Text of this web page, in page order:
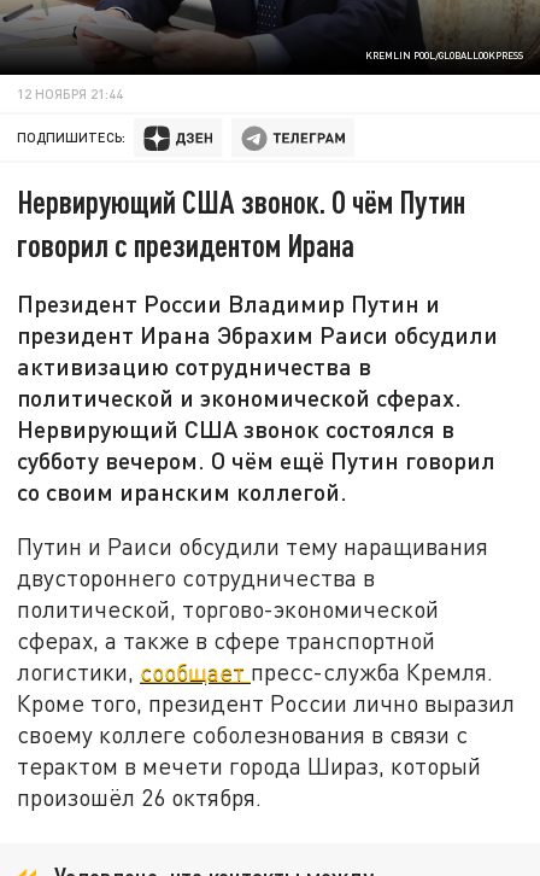
KREMLIN POOL/GLOBALLOOKPRESS
12 НОЯБРЯ 21:44
ПОДПИШИТЕСЬ:
Нервирующий США звонок. О чём Путин
говорил с президентом Ирана
Президент России Владимир Путин и
президент Ирана Эбрахим Раиси обсудили
активизацию сотрудничества в
политической и экономической сферах.
Нервирующий США звонок состоялся в
субботу вечером. О чём ещё Путин говорил
со своим иранским коллегой.
Путин и Раиси обсудили тему наращивания
двустороннего сотрудничества в
политической, торгово-экономической
сферах, а также в сфере транспортной
логистики, сообщает пресс-служба Кремля.
Кроме того, президент России лично выразил
своему коллеге соболезнования в связи с
терактом в мечети города Шираз, который
произошёл 26 октября.